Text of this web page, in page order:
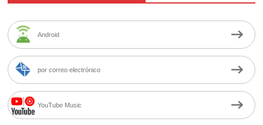
Android
por correo electrónico
YouTube Music